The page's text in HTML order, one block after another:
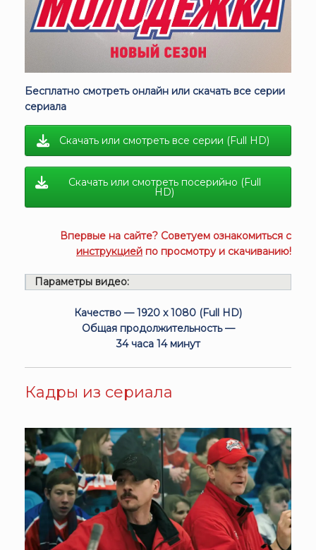
Бесплатно смотреть онлайн или скачать все серии
сериала
Скачать или смотреть все серии (Full HD)
Скачать или смотреть посерийно (Full
HD)
Впервые на сайте? Советуем ознакомиться с
инструкцией по просмотру и скачиванию!
Параметры видео:
Качество — 1920 x 1080 (Full HD)
Общая продолжительность —
34 часа 14 минут
Кадры из сериала